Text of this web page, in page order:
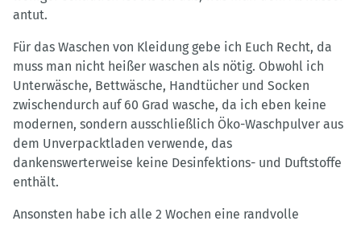
antut.
Für das Waschen von Kleidung gebe ich Euch Recht, da
muss man nicht heißer waschen als nötig. Obwohl ich
Unterwäsche, Bettwäsche, Handtücher und Socken
zwischendurch auf 60 Grad wasche, da ich eben keine
modernen, sondern ausschließlich Öko-Waschpulver aus
dem Unverpacktladen verwende, das
dankenswerterweise keine Desinfektions- und Duftstoffe
enthält.
Ansonsten habe ich alle 2 Wochen eine randvolle